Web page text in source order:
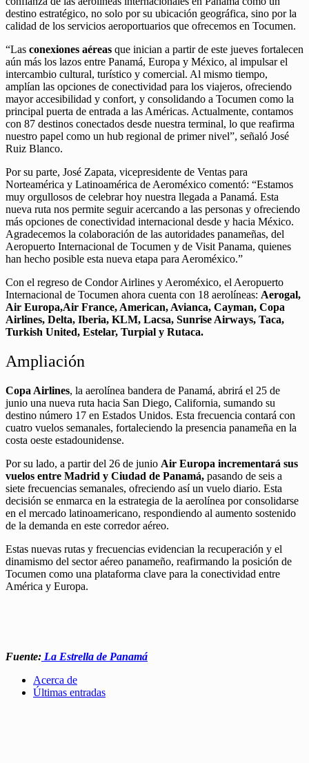
destino estratégico, no solo por su ubicación geográfica, sino por la
calidad de los servicios aeroportuarios que ofrecemos en Tocumen.
“Las conexiones aéreas que inician a partir de este jueves fortalecen
aún más los lazos entre Panamá, Europa y México, al impulsar el
intercambio cultural, turístico y comercial. Al mismo tiempo,
amplían las opciones de conectividad para los viajeros, ofreciendo
mayor accesibilidad y confort, y consolidando a Tocumen como la
principal puerta de entrada a las Américas. Actualmente, contamos
con 87 destinos conectados desde nuestra terminal, lo que reafirma
nuestro papel como un hub regional de primer nivel”, señaló José
Ruiz Blanco.
Por su parte, José Zapata, vicepresidente de Ventas para
Norteamérica y Latinoamérica de Aeroméxico comentó: “Estamos
muy orgullosos de celebrar hoy nuestra llegada a Panamá. Esta
nueva ruta nos permite seguir acercando a las personas y ofreciendo
más opciones de conectividad internacional desde y hacia México.
Agradecemos la colaboración de las autoridades panameñas, del
Aeropuerto Internacional de Tocumen y de Visit Panama, quienes
han hecho posible esta nueva etapa para Aeroméxico.”
Con el regreso de Condor Airlines y Aeroméxico, el Aeropuerto
Internacional de Tocumen ahora cuenta con 18 aerolíneas: Aerogal,
Air Europa,Air France, American, Avianca, Cayman, Copa
Airlines, Delta, Iberia, KLM, Lacsa, Sunrise Airways, Taca,
Turkish United, Estelar, Turpial y Rutaca.
Ampliación
Copa Airlines, la aerolínea bandera de Panamá, abrirá el 25 de
junio una nueva ruta hacia San Diego, California, sumando su
destino número 17 en Estados Unidos. Esta frecuencia contará con
cuatro vuelos semanales, fortaleciendo la presencia panameña en la
costa oeste estadounidense.
Por su lado, a partir del 26 de junio Air Europa incrementará sus
vuelos entre Madrid y Ciudad de Panamá, pasando de seis a
siete frecuencias semanales, ofreciendo así un vuelo diario. Esta
decisión se enmarca en la estrategia de la aerolínea por consolidarse
en el mercado latinoamericano, respondiendo al aumento sostenido
de la demanda en este corredor aéreo.
Estas nuevas rutas y frecuencias evidencian la recuperación y el
dinamismo del sector aéreo panameño, reafirmando la posición de
Tocumen como una plataforma clave para la conectividad entre
América y Europa.
Fuente: La Estrella de Panamá
Acerca de
Últimas entradas